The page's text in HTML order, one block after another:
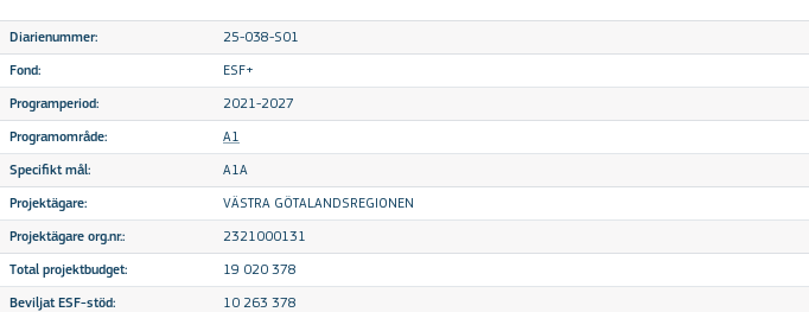
Diarienummer: 25-038-S01
Fond: ESF+
Programperiod: 2021-2027
Programområde: A1
Specifikt mål: A1A
Projektägare: VÄSTRA GÖTALANDSREGIONEN
Projektägare org.nr.: 2321000131
Total projektbudget: 19 020 378
Beviljat ESF-stöd: 10 263 378